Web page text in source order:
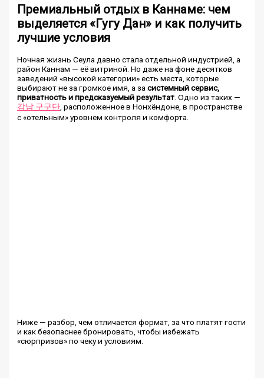
Премиальный отдых в Каннаме: чем
выделяется «Гугу Дан» и как получить
лучшие условия
Ночная жизнь Сеула давно стала отдельной индустрией, а
район Каннам — её витриной. Но даже на фоне десятков
заведений «высокой категории» есть места, которые
выбирают не за громкое имя, а засистемный сервис,
приватность и предсказуемый результат. Одно из таких —
강남 구구단, расположенное в Нонхёндоне, в пространстве
с «отельным» уровнем контроля и комфорта.
Ниже — разбор, чем отличается формат, за что платят гости
и как безопаснее бронировать, чтобы избежать
«сюрпризов» по чеку и условиям.